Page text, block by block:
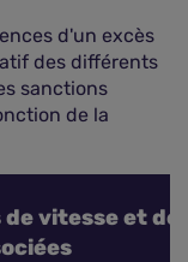
d'un excès
des différents
sanctions
de la
vitesse et